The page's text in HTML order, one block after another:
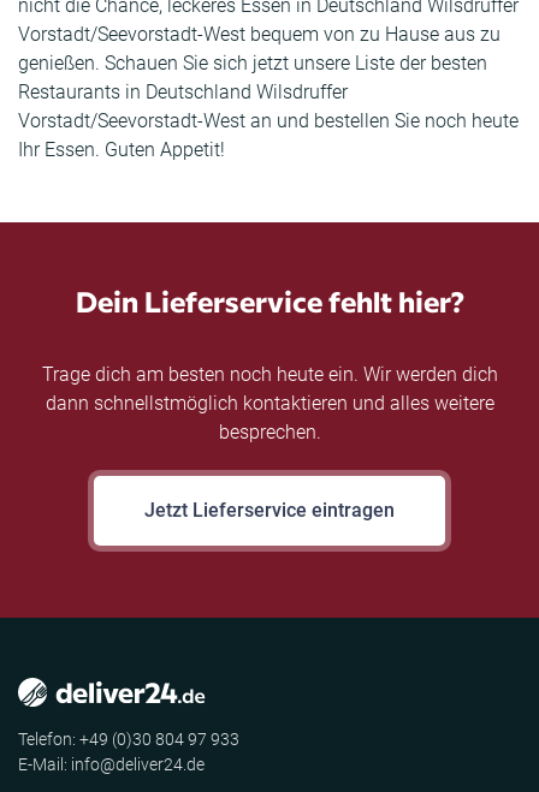
nicht die Chance, leckeres Essen in Deutschland Wilsdruffer
Vorstadt/Seevorstadt-West bequem von zu Hause aus zu
genießen. Schauen Sie sich jetzt unsere Liste der besten
Restaurants in Deutschland Wilsdruffer
Vorstadt/Seevorstadt-West an und bestellen Sie noch heute
Ihr Essen. Guten Appetit!
Dein Lieferservice fehlt hier?
Trage dich am besten noch heute ein. Wir werden dich
dann schnellstmöglich kontaktieren und alles weitere
besprechen.
Jetzt Lieferservice eintragen
Telefon: +49 (0)30 804 97 933
E-Mail: info@deliver24.de